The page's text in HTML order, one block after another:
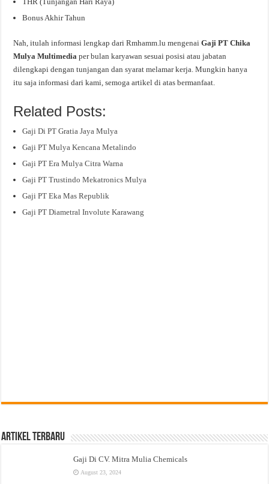
Bonus Akhir Tahun
Nah, itulah informasi lengkap dari Rmhamm.lu mengenaiGaji PT Chika
Mulya Multimediaper bulan karyawan sesuai posisi atau jabatan
dilengkapi dengan tunjangan dan syarat melamar kerja. Mungkin hanya
itu saja informasi dari kami, semoga artikel di atas bermanfaat.
Related Posts:
Gaji Di PT Gratia Jaya Mulya
Gaji PT Mulya Kencana Metalindo
Gaji PT Era Mulya Citra Warna
Gaji PT Trustindo Mekatronics Mulya
Gaji PT Eka Mas Republik
Gaji PT Diametral Involute Karawang
Artikel Terbaru
Gaji Di CV. Mitra Mulia Chemicals
August 23, 2024